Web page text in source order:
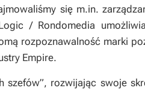
się m.in.
/ Rondomedia
rozpoznawalność marki
Empire.
rozwijając swoje